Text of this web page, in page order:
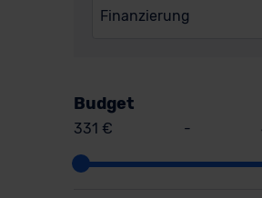
Finanzierung
Budget
331 € -